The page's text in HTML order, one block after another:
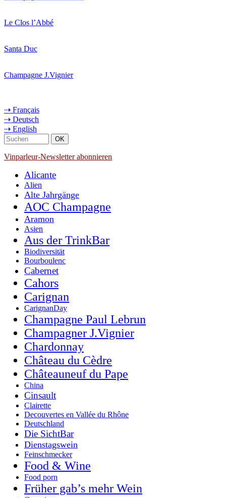
Le Clos l’Abbé
Santa Duc
Champagne J.Vignier
⇢ Français
⇢ Deutsch
⇢ English
Vinparleur-Newsletter abonnieren
Alicante
Alien
Alte Jahrgänge
AOC Champagne
Aramon
Asien
Aus der TrinkBar
Biodiversität
Bourboulenc
Cabernet
Cahors
Carignan
CarignanDay
Champagne Paul Lebrun
Champagner J.Vignier
Chardonnay
Château du Cèdre
Châteauneuf du Pape
China
Cinsault
Clairette
Decouvertes en Vallée du Rhône
Deutschland
Die SichtBar
Dienstagswein
Feinschmecker
Food & Wine
Food porn
Früher gab’s mehr Wein